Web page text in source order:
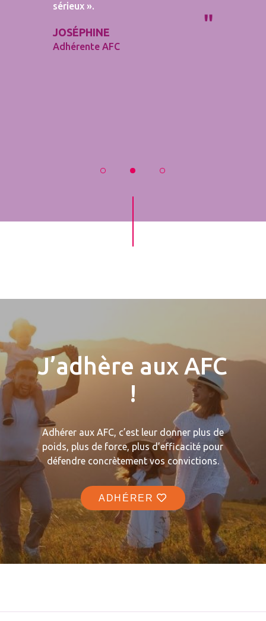
sérieux ».
JOSÉPHINE
Adhérente AFC
J’adhère aux AFC
!
Adhérer aux AFC, c’est leur donner plus de
poids, plus de force, plus d’efficacité pour
défendre concrètement vos convictions.
ADHÉRER